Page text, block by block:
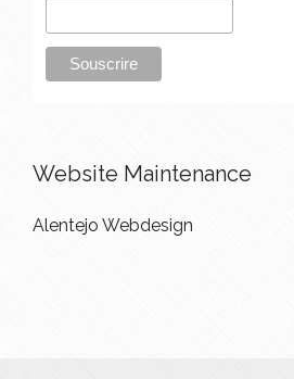
Website Maintenance
Alentejo Webdesign